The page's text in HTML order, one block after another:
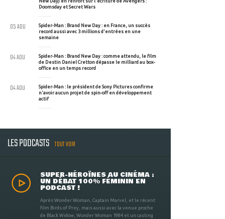
Doomsday et Secret Wars
Spider-Man : Brand New Day : en France, un succès
record aussi avec 3 millions d'entrées en une
semaine
05 AOU
Spider-Man : Brand New Day : comme attendu, le film
de Destin Daniel Cretton dépasse le milliard au box-
office en un temps record
04 AOU
Spider-Man : le président de Sony Pictures confirme
n'avoir aucun projet de spin-off en développement
actif
04 AOU
LES PODCASTS TOUT VOIR
SUPER-HÉROÏNES AU CINÉMA :
UN DÉBAT 100% FÉMININ EN
PODCAST !
Après Wonder Woman, Captain Marvel, et le récent
film Birds of Prey, mais aussi avec la venue proche
de Black Widow, Wonder Woman 1984 et un casting